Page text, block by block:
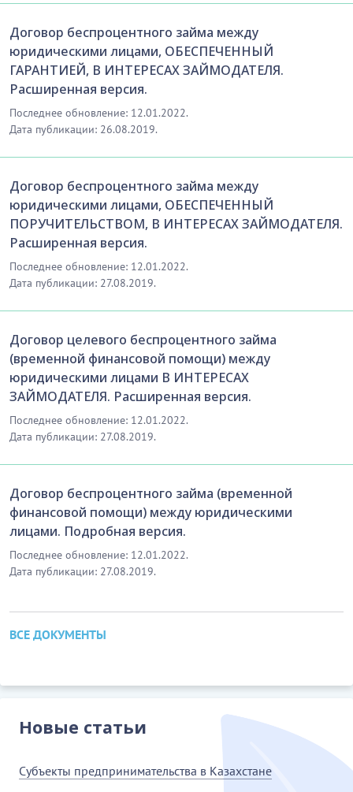
…………………………
скачивания]
9. ФОРС-МАЖОР
9.1. Стороны освобождаются от ответственности за
невыполнение либо ненадлежащее выполнение
вследствие непреодолимой силы, то есть
чрезвычайных и непредотвратимых при данных
условиях обстоятельств, которые не находятся под
влиянием Стороны и которые Сторона не могла
предвидеть или избежать любыми разумными
способами................
…………………………
[Скрытый текст. Полная версия доступна после
скачивания]
10. ЮРИСДИКЦИЯ И ПРИМЕНИМОЕ ПРАВО
10.1. К отношениям Сторон по настоящему
договору или в связи с его исполнением
10.2. Стороны предпримут все разумные меры к
досудебному урегулированию споров и
разногласий, вытекающих из настоящего договора,
предъявления претензий.
[Скрытый текст. Полная версия доступна после
вопросам настоящего договора должны
направляться Сторонами друг другу в письменной
представителя направляющей Стороны одним или
Договор беспроцентного займа между
юридическими лицами, ОБЕСПЕЧЕННЫЙ
ГАРАНТИЕЙ, В ИНТЕРЕСАХ ЗАЙМОДАТЕЛЯ.
Расширенная версия.
Последнее обновление: 12.01.2022.
Дата публикации: 26.08.2019.
Договор беспроцентного займа между
юридическими лицами, ОБЕСПЕЧЕННЫЙ
ПОРУЧИТЕЛЬСТВОМ, В ИНТЕРЕСАХ ЗАЙМОДАТЕЛЯ.
Расширенная версия.
Последнее обновление: 12.01.2022.
Дата публикации: 27.08.2019.
Договор целевого беспроцентного займа
(временной финансовой помощи) между
юридическими лицами В ИНТЕРЕСАХ
ЗАЙМОДАТЕЛЯ. Расширенная версия.
Последнее обновление: 12.01.2022.
Дата публикации: 27.08.2019.
Договор беспроцентного займа (временной
финансовой помощи) между юридическими
лицами. Подробная версия.
Последнее обновление: 12.01.2022.
Дата публикации: 27.08.2019.
ВСЕ ДОКУМЕНТЫ
Новые статьи
Субъекты предпринимательства в Казахстане